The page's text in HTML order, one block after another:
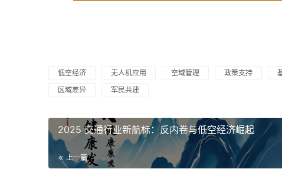
低空经济 无人机应用 空域管理 政策支持
区域差异
军民共建
2025 交通行业新航标：反内卷与低空经济崛起
上一篇